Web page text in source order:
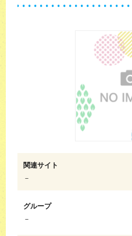
関連サイト
－
グループ
－